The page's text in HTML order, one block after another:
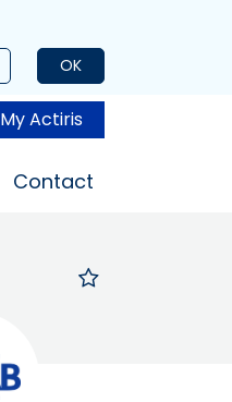
OK
My Actiris
Contact